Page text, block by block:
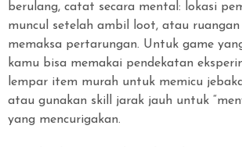
berulang, catat secara mental: lokasi
muncul setelah ambil loot, atau ruangan
memaksa pertarungan. Untuk game
kamu bisa memakai pendekatan
lempar item murah untuk memicu
atau gunakan skill jarak jauh untuk
yang mencurigakan.